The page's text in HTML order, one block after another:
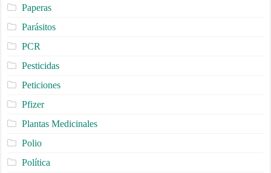
Paperas
Parásitos
PCR
Pesticidas
Peticiones
Pfizer
Plantas Medicinales
Polio
Política